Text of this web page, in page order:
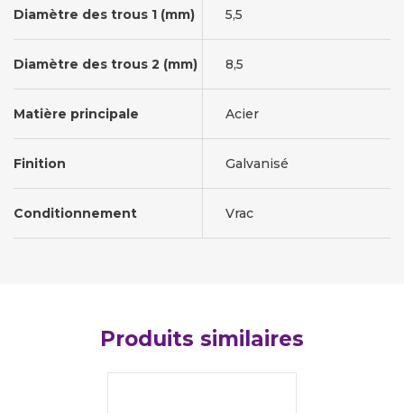
Diamètre des trous 1 (mm) 5,5
Diamètre des trous 2 (mm) 8,5
Matière principale Acier
Finition Galvanisé
Conditionnement Vrac
Produits similaires